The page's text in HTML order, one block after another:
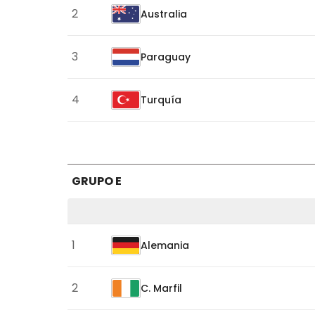
2 Australia
3 Paraguay
4 Turquía
GRUPO E
1 Alemania
2 C. Marfil